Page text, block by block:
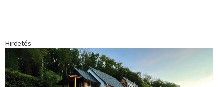
Hirdetés